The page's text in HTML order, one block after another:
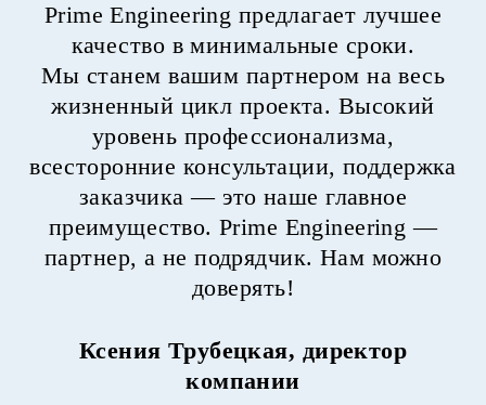
Prime Engineering предлагает лучшее
качество в минимальные сроки.
Мы станем вашим партнером на весь
жизненный цикл проекта. Высокий
уровень профессионализма,
всесторонние консультации, поддержка
заказчика — это наше главное
преимущество. Prime Engineering —
партнер, а не подрядчик. Нам можно
доверять!
Ксения Трубецкая, директор
компании